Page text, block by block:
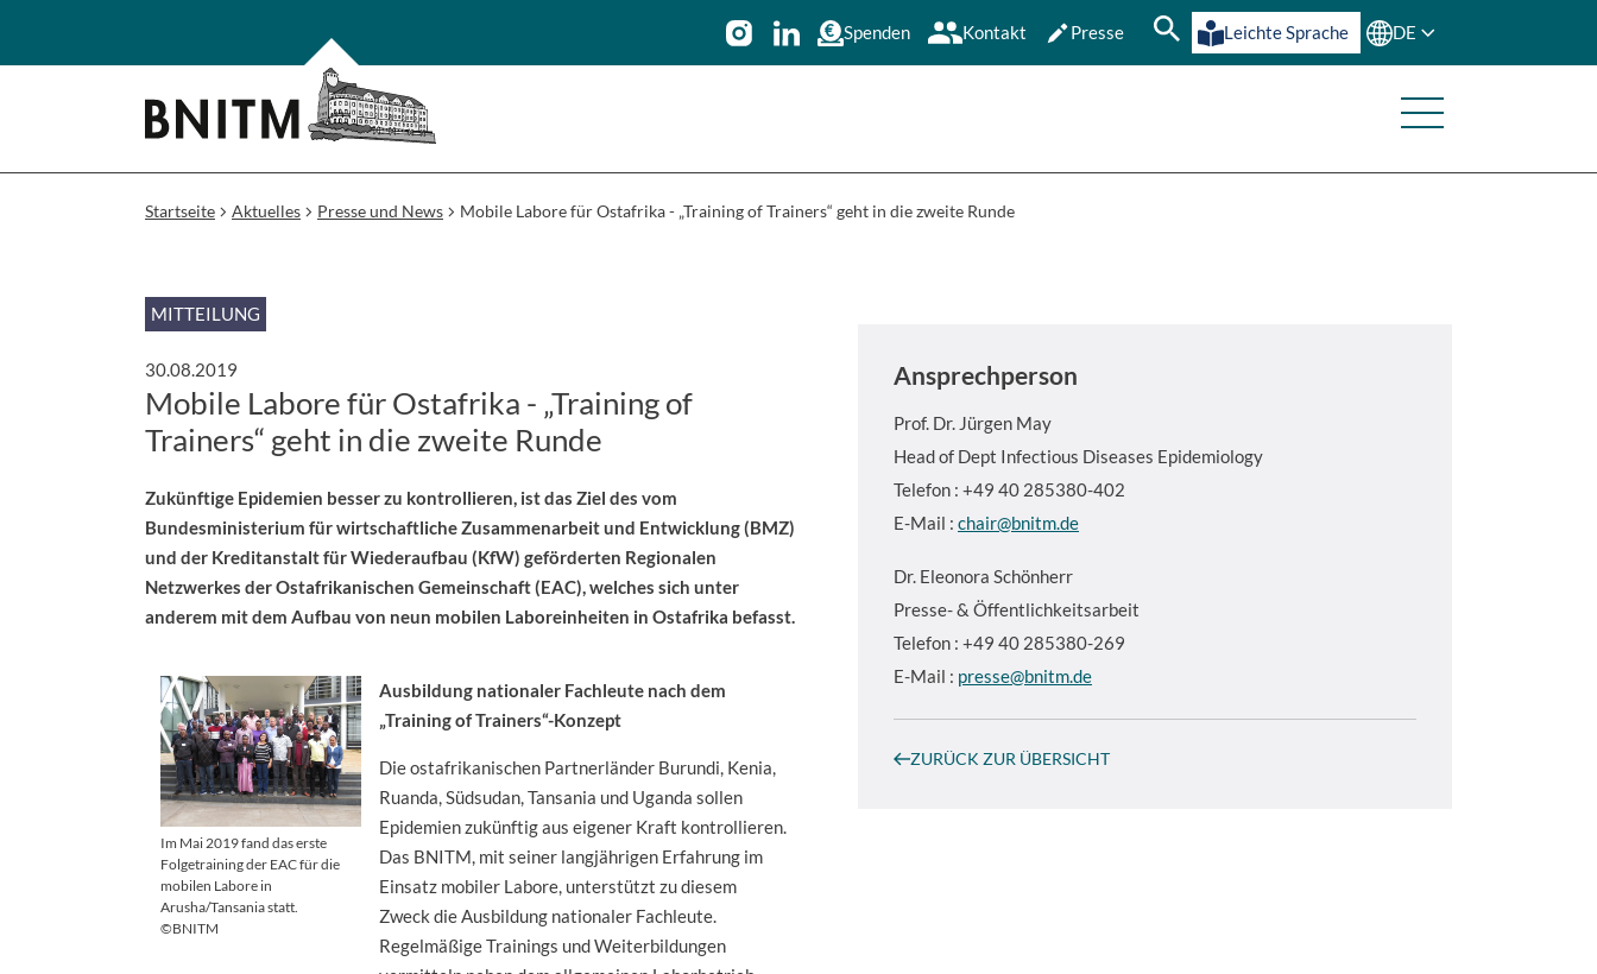
Spenden Kontakt Presse Leichte Sprache DE
Startseite Aktuelles Presse und News Mobile Labore für Ostafrika - „Training of Trainers“ geht in die zweite Runde
MITTEILUNG
30.08.2019
Mobile Labore für Ostafrika - „Training of
Trainers“ geht in die zweite Runde
Zukünftige Epidemien besser zu kontrollieren, ist das Ziel des vom
Bundesministerium für wirtschaftliche Zusammenarbeit und Entwicklung (BMZ)
und der Kreditanstalt für Wiederaufbau (KfW) geförderten Regionalen
Netzwerkes der Ostafrikanischen Gemeinschaft (EAC), welches sich unter
anderem mit dem Aufbau von neun mobilen Laboreinheiten in Ostafrika befasst.
Im Mai 2019 fand das erste
Folgetraining der EAC für die
mobilen Labore in
Arusha/Tansania statt.
©BNITM
Ausbildung nationaler Fachleute nach dem
„Training of Trainers“-Konzept
Die ostafrikanischen Partnerländer Burundi, Kenia,
Ruanda, Südsudan, Tansania und Uganda sollen
Epidemien zukünftig aus eigener Kraft kontrollieren.
Das BNITM, mit seiner langjährigen Erfahrung im
Einsatz mobiler Labore, unterstützt zu diesem
Zweck die Ausbildung nationaler Fachleute.
Regelmäßige Trainings und Weiterbildungen
Ansprechperson
Prof. Dr. Jürgen May
Head of Dept Infectious Diseases Epidemiology
Telefon : +49 40 285380-402
E-Mail : chair@bnitm.de
Dr. Eleonora Schönherr
Presse- & Öffentlichkeitsarbeit
Telefon : +49 40 285380-269
E-Mail : presse@bnitm.de
ZURÜCK ZUR ÜBERSICHT